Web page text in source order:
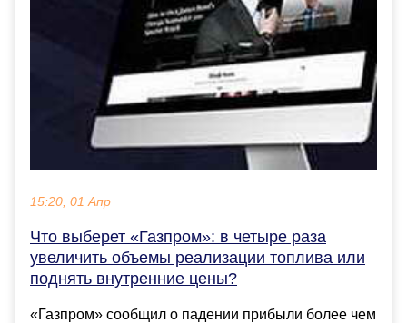
15:20, 01 Апр
Что выберет «Газпром»: в четыре раза
увеличить объемы реализации топлива или
поднять внутренние цены?
«Газпром» сообщил о падении прибыли более чем